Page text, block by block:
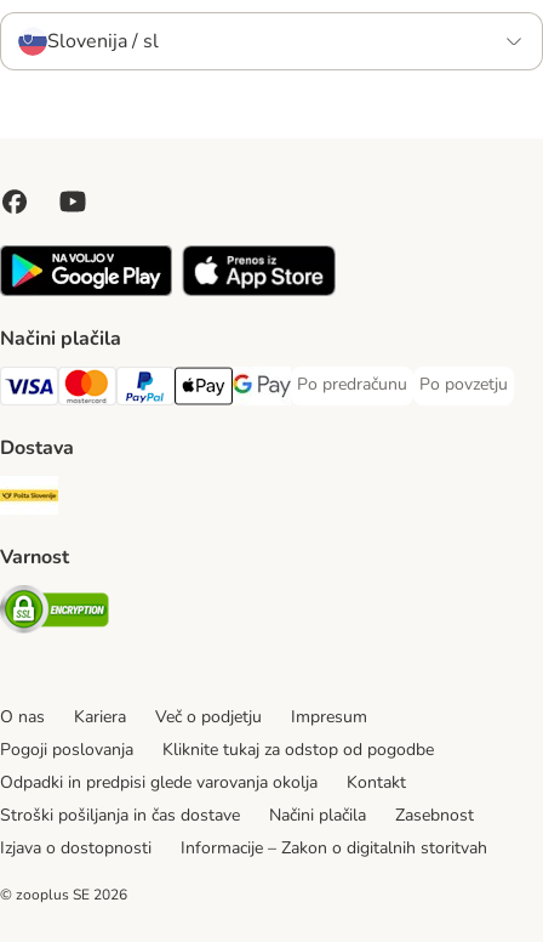
Slovenija / sl
Načini plačila
Visa Payment Method
MasterCard Payment Method
PayPal Payment Method
Apple Pay Payment Method
Google pay Payment Method
Po predračunu
Po predračunu Payment Method
Po povzetju
Po povzetju
Dostava
Pošta Slovenije Shipping Method
Varnost
Security
O nas Kariera Več o podjetju
Impresum
Pogoji poslovanja
Kliknite tukaj za odstop od pogodbe
Odpadki in predpisi glede varovanja okolja
Kontakt
Stroški pošiljanja in čas dostave
Načini plačila
Zasebnost
Izjava o dostopnosti
Informacije – Zakon o digitalnih storitvah
© zooplus SE 2026